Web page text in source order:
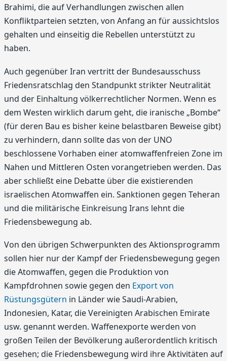
Brahimi, die auf Verhandlungen zwischen allen
Konfliktparteien setzten, von Anfang an für aussichtslos
gehalten und einseitig die Rebellen unterstützt zu
haben.
Auch gegenüber Iran vertritt der Bundesausschuss
Friedensratschlag den Standpunkt strikter Neutralität
und der Einhaltung völkerrechtlicher Normen. Wenn es
dem Westen wirklich darum geht, die iranische „Bombe“
(für deren Bau es bisher keine belastbaren Beweise gibt)
zu verhindern, dann sollte das von der UNO
beschlossene Vorhaben einer atomwaffenfreien Zone im
Nahen und Mittleren Osten vorangetrieben werden. Das
aber schließt eine Debatte über die existierenden
israelischen Atomwaffen ein. Sanktionen gegen Teheran
und die militärische Einkreisung Irans lehnt die
Friedensbewegung ab.
Von den übrigen Schwerpunkten des Aktionsprogramm
sollen hier nur der Kampf der Friedensbewegung gegen
die Atomwaffen, gegen die Produktion von
Kampfdrohnen sowie gegen den Export von
Rüstungsgütern in Länder wie Saudi-Arabien,
Indonesien, Katar, die Vereinigten Arabischen Emirate
usw. genannt werden. Waffenexporte werden von
großen Teilen der Bevölkerung außerordentlich kritisch
gesehen; die Friedensbewegung wird ihre Aktivitäten auf